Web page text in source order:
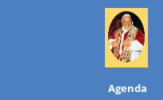
Agenda